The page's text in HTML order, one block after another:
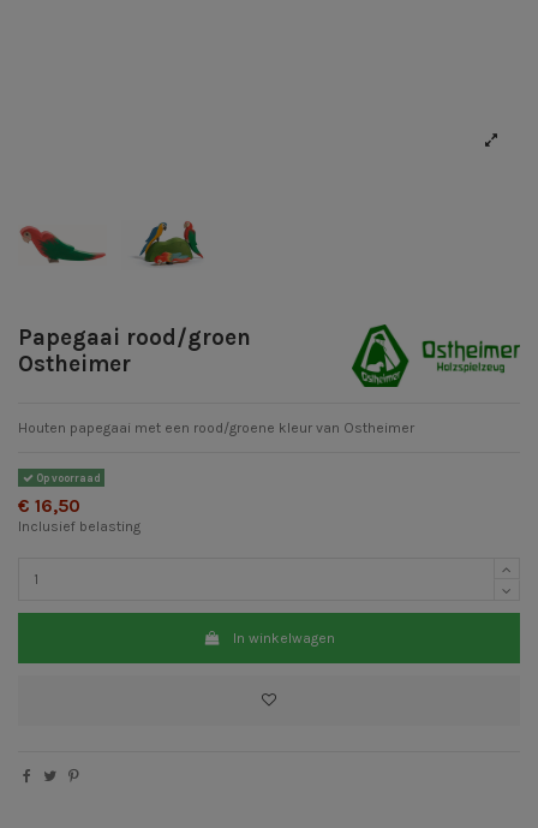
Papegaai rood/groen
Ostheimer
Houten papegaai met een rood/groene kleur van Ostheimer
Op voorraad
€ 16,50
Inclusief belasting
In winkelwagen